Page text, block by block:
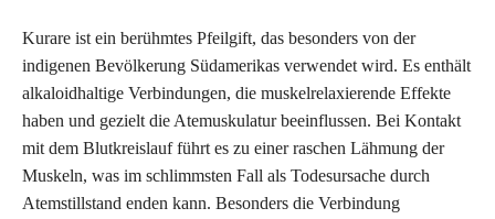
Kurare ist ein berühmtes Pfeilgift, das besonders von der
indigenen Bevölkerung Südamerikas verwendet wird. Es enthält
alkaloidhaltige Verbindungen, die muskelrelaxierende Effekte
haben und gezielt die Atemuskulatur beeinflussen. Bei Kontakt
mit dem Blutkreislauf führt es zu einer raschen Lähmung der
Muskeln, was im schlimmsten Fall als Todesursache durch
Atemstillstand enden kann. Besonders die Verbindung